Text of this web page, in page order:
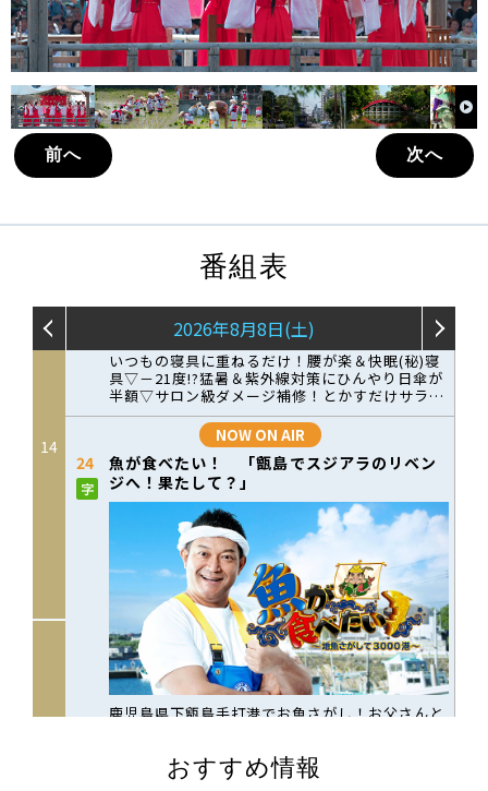
前へ 次へ
番組表
おすすめ情報